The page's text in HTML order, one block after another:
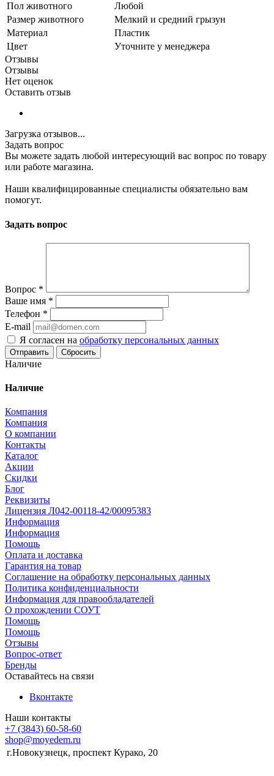
Пол животного
Любой
Размер животного
Мелкий и средний грызун
Материал
Пластик
Цвет
Уточните у менеджера
Отзывы
Отзывы
Нет оценок
Оставить отзыв
Загрузка отзывов...
Задать вопрос
Вы можете задать любой интересующий вас вопрос по товару
или работе магазина.
Наши квалифицированные специалисты обязательно вам
помогут.
Задать вопрос
Вопрос *
Ваше имя *
Телефон *
E-mail
Я согласен на обработку персональных данных
Сбросить
Наличие
Наличие
Компания
Компания
О компании
Контакты
Каталог
Акции
Скидки
Блог
Реквизиты
Лицензия Л042-00118-42/00095383
Информация
Информация
Помощь
Оплата и доставка
Гарантия на товар
Соглашение на обработку персональных данных
Политика конфиденциальности
Информация для правообладателей
О прохождении СОУТ
Помощь
Помощь
Отзывы
Вопрос-ответ
Бренды
Оставайтесь на связи
Вконтакте
Наши контакты
+7 (3843) 60-58-60
shop@moyedem.ru
г.Новокузнецк, проспект Курако, 20